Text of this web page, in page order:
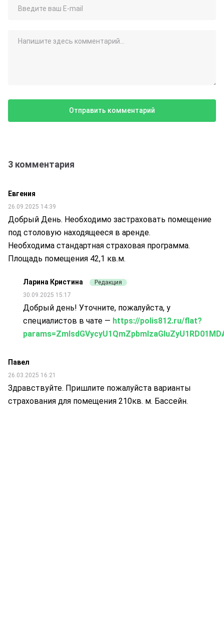
3 комментария
Евгения
26.09.2025 14:39
Добрый День. Необходимо застраховать помещение
под столовую находящееся в аренде.
Необходима стандартная страховая программа.
Площадь помещения 42,1 кв.м.
Ларина Кристина
Редакция
30.09.2025 15:17
Добрый день! Уточните, пожалуйста, у
специалистов в чате — https://polis812.ru/flat?
Павел
26.03.2025 16:21
Здравствуйте. Пришлите пожалуйста варианты
страхования для помещения 210кв. м. Бассейн.